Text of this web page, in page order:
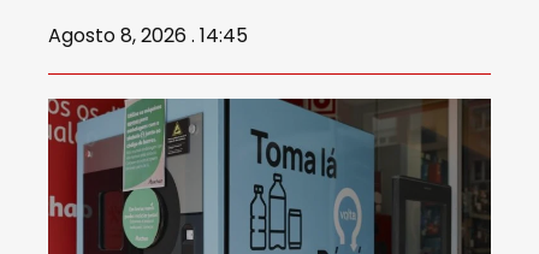
Agosto 8, 2026 . 14:45